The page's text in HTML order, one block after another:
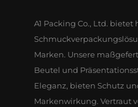
A1 Packing Co., Ltd. bietet
Marken. Unsere
Beutel und
Eleganz, bieten Schutz
Markenwirkung. Vertraut